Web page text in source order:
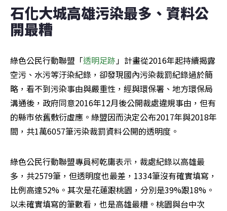
石化大城高雄污染最多、資料公
開最糟
綠色公民行動聯盟「透明足跡」計畫從2016年起持續揭露
空污、水污等汙染紀錄，卻發現國內污染裁罰紀錄過於簡
略，看不到污染事由與嚴重性，經與環保署、地方環保局
溝通後，政府同意2016年12月後公開裁處違規事由，但有
的縣市依舊敷衍虛應。綠盟因而決定公布2017年與2018年
間，共1萬6057筆污染裁罰資料公開的透明度。
綠色公民行動聯盟專員柯乾庸表示，裁處紀錄以高雄最
多，共2579筆，但透明度也最差，1334筆沒有確實填寫，
比例高達52%。其次是花蓮跟桃園，分別是39%跟18%。
以未確實填寫的筆數看，也是高雄最糟。桃園與台中次